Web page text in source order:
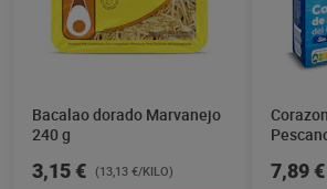
Bacalao dorado Marvanejo
240 g
3,15 € (13,13 €/KILO) 7,89 €